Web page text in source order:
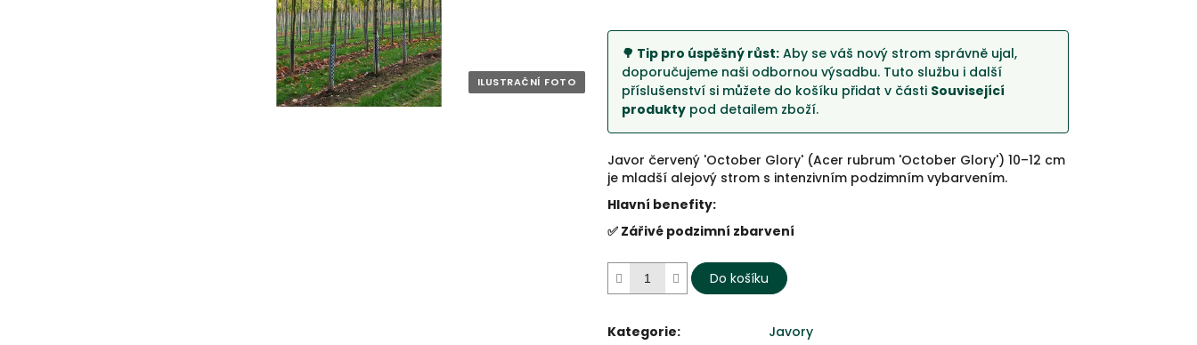
🌳 Tip pro úspěšný růst: Aby se váš nový strom správně ujal,
doporučujeme naši odbornou výsadbu. Tuto službu i další
příslušenství si můžete do košíku přidat v části Související
produkty pod detailem zboží.
Javor červený 'October Glory' (Acer rubrum 'October Glory') 10–12 cm
je mladší alejový strom s intenzivním podzimním vybarvením.
Hlavní benefity:
✅ Zářivé podzimní zbarvení
Do košíku
Kategorie:
Javory